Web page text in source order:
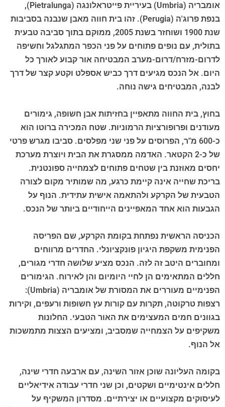
אומבריה (Umbria) בעיריית פייטראלונגה (Pietralunga),
בנפת פרוג'ה (Perugia). זהו בית חווה מאבן שנבנה בסביבות
שנת 1900 ושוחזר בשנת 2005, ממוקם בתוך סביבה טבעית
בתולית, עם נופים פתוחים על פני הכפר המתגלגל וחשיפה
לדרום-מזרח/דרום-מערב המבטיחה אור קבוע לאורך כל
היום. אל הנכס מגיעים דרך כביש אספלט וקטע קצר של דרך
לבנה, המבטיחים גישה נוחה.
בחוץ, בית החווה מתאפיין בחזיתות אבן חשופה, גימורים
מעודנים ופרופורציות הרמוניות. שטח המכירה ברוטו הוא
כ-600 מ"ר, הפרוסים על פני שני מפלסים. סביבו מגרש פרטי
של כ-2 הקטאר. האדמה ממסגרת את הבית ויוצרת מערכת
יחסים מאוזנת בין שטחים פתוחים לצמחייה ספונטנית.
בריכת שחייה אינה קיימת כרגע, מה שמותיר מקום לצורה
הטבעית של הקרקע ולהתאמה אישית עתידית. הנוף על
הגבעות הוא אחד המאפיינים הייחודיים ביותר של הנכס.
הכניסה הראשית נפתחת בקומת הקרקע, שם הפריסה
הפנימית משקפת היגיון פונקציונלי. החדרים מרווחים
ומחוברים היטב זה לזה. הנכס מציע שלושה חדרי מגורים,
חללים המתאימים הן לחיי היומיום והן לאירוח. הגימורים
הפנימיים מעוררים את המסורת של אומבריה (Umbria):
רצפות טרקוטה, תקרות עם קורות עץ חשופות ורעפים, וקירות
בגוונים חמים המעצימים את האור הטבעי. החלונות
משקיפים על הצמחייה שמסביב, ומציעים הצצות מתמשכות
אל הנוף.
בקומה העליונה שוכן אזור השינה, עם ארבעה חדרי שינה,
חללים אינטימיים ושקטים, וכן שני חדרי עבודה אידיאליים
לעיסוקים מקצועיים או יצירתיים. מסדרון המשקיף על